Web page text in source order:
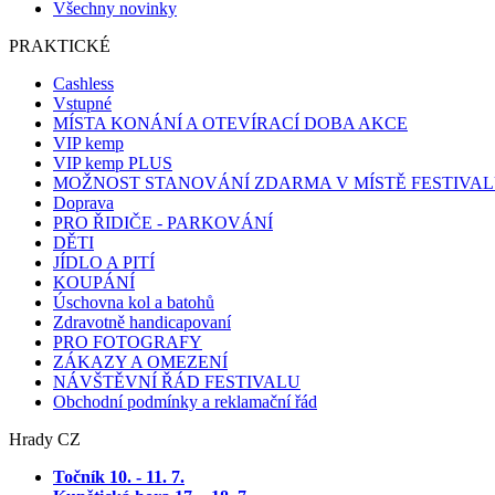
Všechny novinky
PRAKTICKÉ
Cashless
Vstupné
MÍSTA KONÁNÍ A OTEVÍRACÍ DOBA AKCE
VIP kemp
VIP kemp PLUS
MOŽNOST STANOVÁNÍ ZDARMA V MÍSTĚ
Doprava
PRO ŘIDIČE - PARKOVÁNÍ
DĚTI
JÍDLO A PITÍ
KOUPÁNÍ
Úschovna kol a batohů
Zdravotně handicapovaní
PRO FOTOGRAFY
ZÁKAZY A OMEZENÍ
NÁVŠTĚVNÍ ŘÁD FESTIVALU
Obchodní podmínky a reklamační řád
Hrady CZ
Točník 10. - 11. 7.